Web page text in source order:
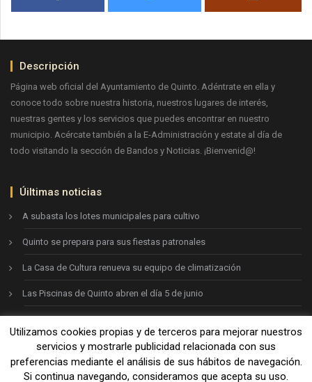
Descripción
Página web oficial del Ayuntamiento de Quinto. Adéntrate en ella y
conoce todo sobre nuestra historia, nuestros lugares de interés,
nuestras gentes y los servicios que puedes encontrar en nuestro
municipio. Acércate también a la E-Administración y estate al día de
todo visitando la sección de Bandos y Noticias. ¡Bienvenid@!
Úiltimas noticias
A subasta los lotes municipales para cultivo
Quinto se prepara para sus fiestas patronales
La Casa de Cultura renueva su equipo de climatización
Las Piscinas de Quinto abren el día 5 de junio
Ayto. de Quinto © 2026
Aviso legal-Política de privacidad-Política de cookies
Utilizamos cookies propias y de terceros para mejorar nuestros
servicios y mostrarle publicidad relacionada con sus
preferencias mediante el análisis de sus hábitos de navegación.
Si continua navegando, consideramos que acepta su uso.